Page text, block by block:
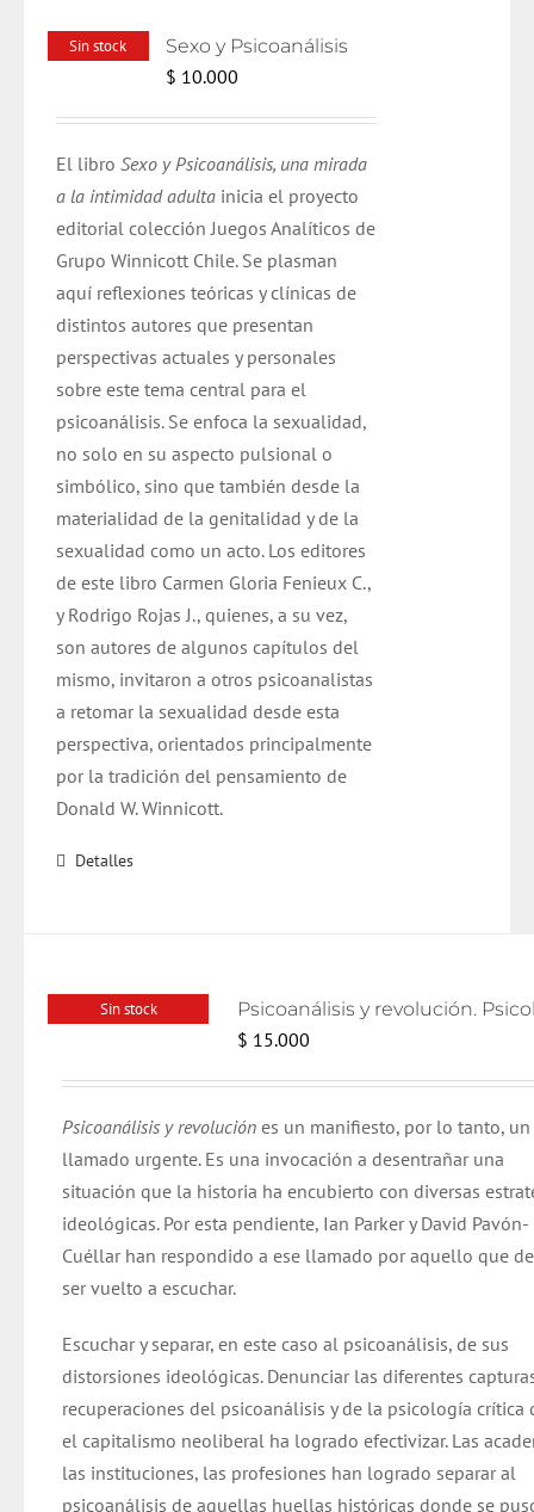
Sin stock Sexo y Psicoanálisis
$ 10.000
El libroSexo y Psicoanálisis, una mirada
a la intimidad adulta inicia el proyecto
editorial colección Juegos Analíticos de
Grupo Winnicott Chile. Se plasman
aquí reflexiones teóricas y clínicas de
distintos autores que presentan
perspectivas actuales y personales
sobre este tema central para el
psicoanálisis. Se enfoca la sexualidad,
no solo en su aspecto pulsional o
simbólico, sino que también desde la
materialidad de la genitalidad y de la
sexualidad como un acto. Los editores
de este libro Carmen Gloria Fenieux C.,
y Rodrigo Rojas J., quienes, a su vez,
son autores de algunos capítulos del
mismo, invitaron a otros psicoanalistas
a retomar la sexualidad desde esta
perspectiva, orientados principalmente
por la tradición del pensamiento de
Donald W. Winnicott.
Detalles
Sin stock
$ 15.000
Psicoanálisis y revoluciónes un manifiesto, por lo tanto, un
llamado urgente. Es una invocación a desentrañar una
situación que la historia ha encubierto con diversas
ideológicas. Por esta pendiente, Ian Parker y David Pavón-
Cuéllar han respondido a ese llamado por aquello que
ser vuelto a escuchar.
Escuchar y separar, en este caso al psicoanálisis, de sus
distorsiones ideológicas. Denunciar las diferentes
recuperaciones del psicoanálisis y de la psicología crítica
el capitalismo neoliberal ha logrado efectivizar. Las
las instituciones, las profesiones han logrado separar al
psicoanálisis de aquellas huellas históricas donde se